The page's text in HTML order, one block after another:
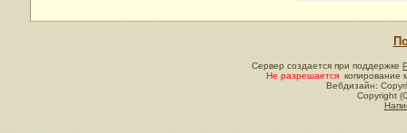
Сервер создается при поддержке
Не разрешается копирование
Вебдизайн:
Copyright